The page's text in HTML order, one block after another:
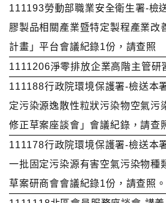
111193勞動部職業安全衛生署-檢
膠製品相關產業暨特定製程產業改
計畫」平台會議紀錄1份，請查照
1111206淨零排放企業高階主管研
111188行政院環境保護署-檢送本
定污染源逸散性粒狀污染物空氣污
修正草案座談會」會議紀錄，請查
111178行政院環境保護署-檢送本
一批固定污染源有害空氣污染物種
草案研商會會議紀錄1份，請查照。